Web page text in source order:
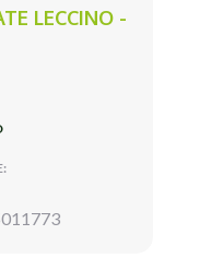
LECCINO -